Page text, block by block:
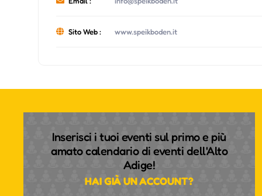
Sito Web : www.speikboden.it
Inserisci i tuoi eventi sul primo e più
amato calendario di eventi dell'Alto
Adige!
HAI GIÀ UN ACCOUNT?